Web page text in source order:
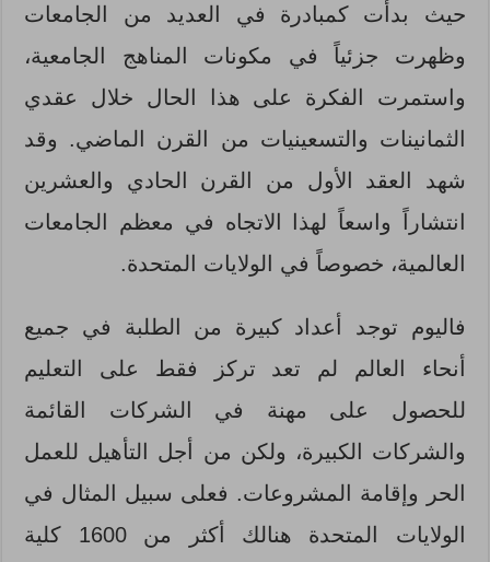
حيث بدأت كمبادرة في العديد من الجامعات
وظهرت جزئياً في مكونات المناهج الجامعية،
واستمرت الفكرة على هذا الحال خلال عقدي
الثمانينات والتسعينيات من القرن الماضي. وقد
شهد العقد الأول من القرن الحادي والعشرين
انتشاراً واسعاً لهذا الاتجاه في معظم الجامعات
العالمية، خصوصاً في الولايات المتحدة.
فاليوم توجد أعداد كبيرة من الطلبة في جميع
أنحاء العالم لم تعد تركز فقط على التعليم
للحصول على مهنة في الشركات القائمة
والشركات الكبيرة، ولكن من أجل التأهيل للعمل
الحر وإقامة المشروعات. فعلى سبيل المثال في
الولايات المتحدة هنالك أكثر من 1600 كلية